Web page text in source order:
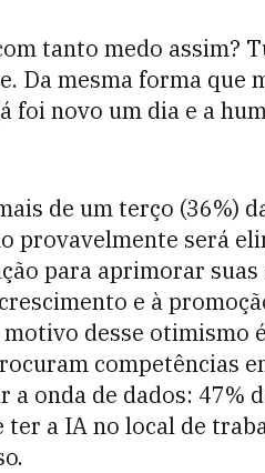
tanto medo assim?
Da mesma forma que
foi novo um dia e a
de um terço (36%)
provavelmente será
para aprimorar suas
e à
desse otimismo
competências
a onda de dados: 47%
a IA no local de